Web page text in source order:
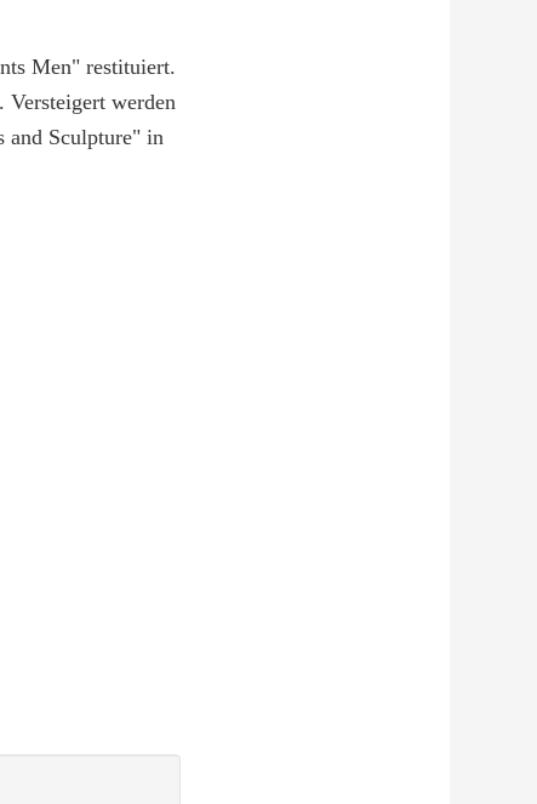
Men" restituiert.
Versteigert werden
and Sculpture" in